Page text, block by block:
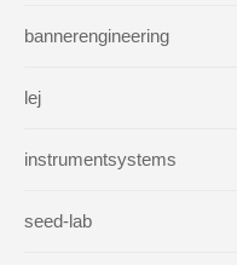
bannerengineering
lej
instrumentsystems
seed-lab